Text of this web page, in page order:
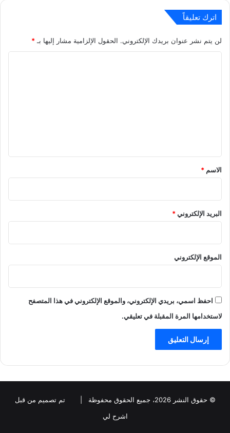
اترك تعليقاً
لن يتم نشر عنوان بريدك الإلكتروني. الحقول الإلزامية مشار إليها بـ*
*
الاسم *
البريد الإلكتروني*
الموقع الإلكتروني
احفظ اسمي، بريدي الإلكتروني، والموقع الإلكتروني في هذا المتصفح
لاستخدامها المرة المقبلة في تعليقي.
© حقوق النشر 2026، جميع الحقوق محفوظة |
تم تصميم من قبل
اشرح لي